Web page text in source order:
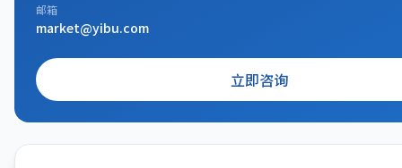
邮箱
market@yibu.com
立即咨询